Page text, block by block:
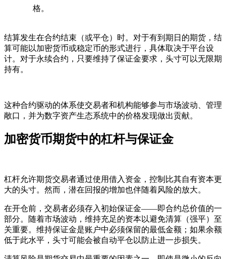
格。
结算发生在合约结束（或平仓）时。对于有到期日的期货，结
算可能以加密货币或稳定币的形式进行，具体取决于平台设
计。对于永续合约，只要维持了保证金要求，头寸可以无限期
持有。
这种合约驱动的体系使交易者和机构能够参与市场波动、管理
敞口，并为数字资产生态系统中的价格发现做出贡献。
加密货币期货中的杠杆与保证金
杠杆允许期货交易者通过使用借入资金，控制比其自有资本更
大的头寸。然而，潜在回报的增加也伴随着风险的放大。
在开仓前，交易者必须存入初始保证金——即合约总价值的一
部分。随着市场波动，维持充足的资本以避免清算（强平）至
关重要。 维持保证金是账户中必须保留的最低金额；如果余额
低于此水平，头寸可能会被自动平仓以防止进一步损失。